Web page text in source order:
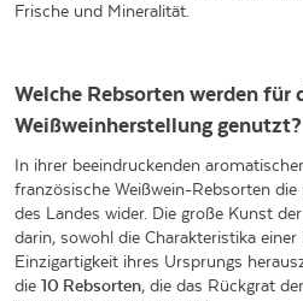
Frische und Mineralität.
Welche Rebsorten werden für
Weißweinherstellung genutzt?
In ihrer beeindruckenden
französische Weißwein-Rebsorten
des Landes wider. Die große Kunst
darin, sowohl die Charakteristika
Einzigartigkeit ihres Ursprungs
die 10 Rebsorten, die das Rückgrat